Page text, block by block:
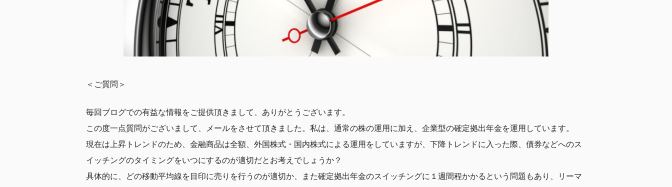
＜ご質問＞
毎回ブログでの有益な情報をご提供頂きまして、ありがとうございます。
この度一点質問がございまして、メールをさせて頂きました。私は、通常の株の運用に加え、企業型の確定拠出年金を運用しています。
現在は上昇トレンドのため、金融商品は全額、外国株式・国内株式による運用をしていますが、下降トレンドに入った際、債券などへのス
イッチングのタイミングをいつにするのが適切だとお考えでしょうか？
具体的に、どの移動平均線を目印に売りを行うのが適切か、また確定拠出年金のスイッチングに１週間程かかるという問題もあり、リーマ